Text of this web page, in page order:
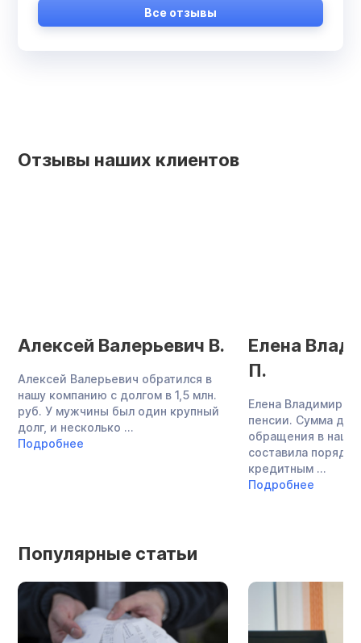
Все отзывы
Отзывы наших клиентов
Алексей Валерьевич В.
Алексей Валерьевич обратился в
нашу компанию с долгом в 1,5 млн.
руб. У мужчины был один крупный
долг, и несколько ...
Подробнее
Елена
П.
Елена
пенсии. Сумма
обращения в нашу
составила
кредитным ...
Подробнее
Популярные статьи